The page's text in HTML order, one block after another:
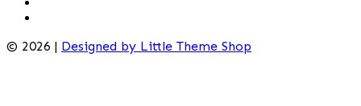
© 2026 | Designed by Little Theme Shop